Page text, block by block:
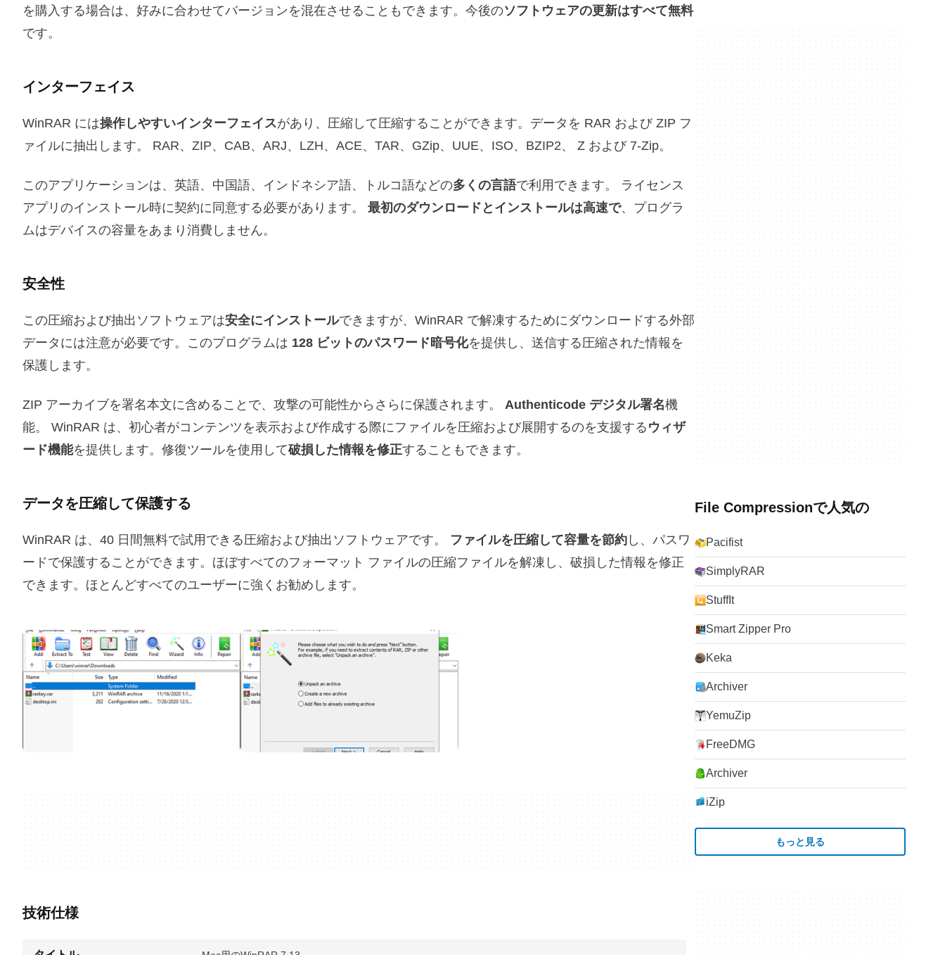
を購入する場合は、好みに合わせてバージョンを混在させることもできます。今後のソフトウェアの更新はすべて無料
です。
インターフェイス
WinRAR には操作しやすいインターフェイスがあり、圧縮して圧縮することができます。データを RAR および ZIP フ
ァイルに抽出します。 RAR、ZIP、CAB、ARJ、LZH、ACE、TAR、GZip、UUE、ISO、BZIP2、 Z および 7-Zip。
このアプリケーションは、英語、中国語、インドネシア語、トルコ語などの多くの言語で利用できます。
ライセンス
アプリのインストール時に契約に同意する必要があります。 最初のダウンロードとインストールは高速で、プログラ
ムはデバイスの容量をあまり消費しません。
安全性
この圧縮および抽出ソフトウェアは安全にインストールできますが、WinRAR で解凍するためにダウンロードする外部
データには注意が必要です。このプログラムは 128 ビットのパスワード暗号化を提供し、送信する圧縮された情報を
保護します。
ZIP アーカイブを署名本文に含めることで、攻撃の可能性からさらに保護されます。 Authenticode デジタル署名機
能。 WinRAR は、初心者がコンテンツを表示および作成する際にファイルを圧縮および展開するのを支援する ウィザ
ード機能を提供します。修復ツールを使用して破損した情報を修正することもできます。
データを圧縮して保護する
WinRAR は、40 日間無料で試用できる圧縮および抽出ソフトウェアです。 ファイルを圧縮して容量を節約 し、パスワ
ードで保護することができます。ほぼすべてのフォーマット ファイルの圧縮ファイルを解凍し、破損した情報を修正
できます。ほとんどすべてのユーザーに強くお勧めします。
技術仕様
File Compressionで人気の
Pacifist
SimplyRAR
StuffIt
Smart Zipper Pro
Keka
Archiver
YemuZip
FreeDMG
Archiver
iZip
もっと見る